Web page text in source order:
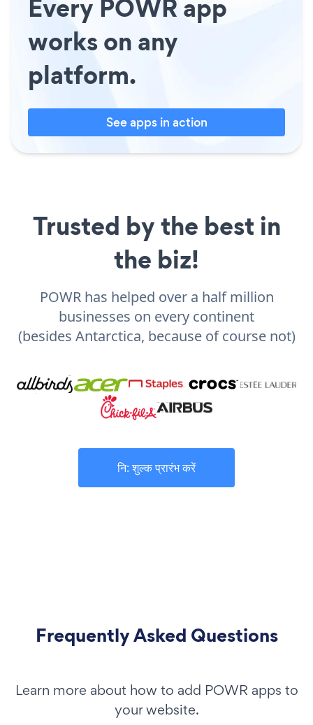
Every POWR app
works on any
platform.
See apps in action
Trusted by the best in
the biz!
POWR has helped over a half million
businesses on every continent
(besides Antarctica, because of course not)
नि: शुल्क प्रारंभ करें
Frequently Asked Questions
Learn more about how to add POWR apps to
your website.